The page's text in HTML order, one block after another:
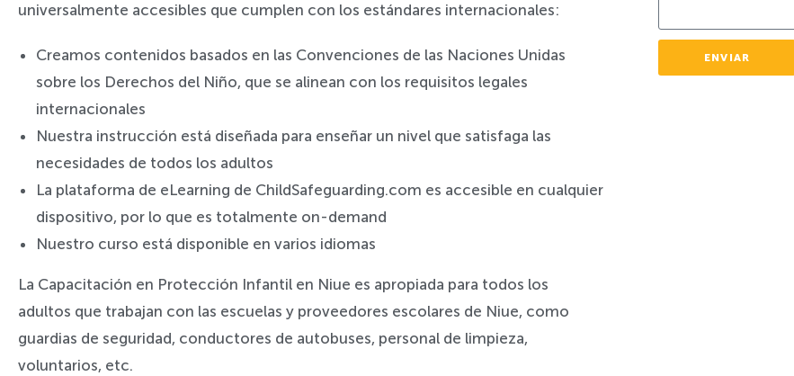
universalmente accesibles que cumplen con los estándares internacionales:
Creamos contenidos basados en las Convenciones de las Naciones Unidas
sobre los Derechos del Niño, que se alinean con los requisitos legales
internacionales
Nuestra instrucción está diseñada para enseñar un nivel que satisfaga las
necesidades de todos los adultos
La plataforma de eLearning de ChildSafeguarding.com es accesible en cualquier
dispositivo, por lo que es totalmente on-demand
Nuestro curso está disponible en varios idiomas
La Capacitación en Protección Infantil en Niue es apropiada para todos los
adultos que trabajan con las escuelas y proveedores escolares de Niue, como
guardias de seguridad, conductores de autobuses, personal de limpieza,
voluntarios, etc.
ENVIAR